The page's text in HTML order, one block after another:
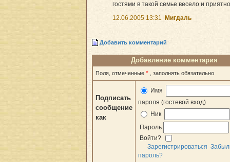
гостями в такой семье весело и
12.06.2005 13:31
Мигдаль
Добавить комментарий
Добавление комментария
Поля, отмеченные * , заполнять обязательно
Подписать
сообщение
как
Имя
пароля (гостевой вход)
Ник
Пароль
Войти?
Зарегистрироваться
пароль?